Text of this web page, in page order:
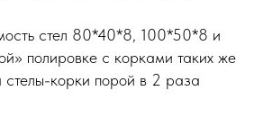
стел 80*40*8, 100*50*8 и
полировке с корками таких же
корки порой в 2 раза